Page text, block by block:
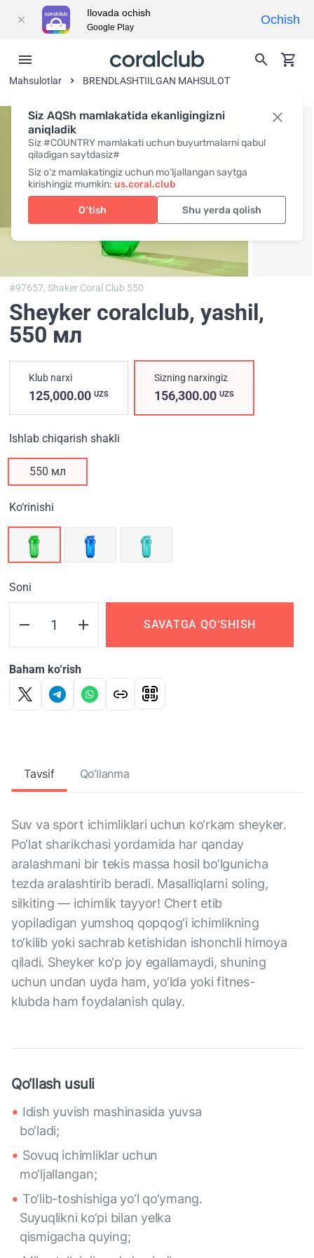
Siz AQSh mamlakatida ekanligingizni
aniqladik
Siz #COUNTRY mamlakati uchun buyurtmalarni qabul
qiladigan saytdasiz#
Siz o‘z mamlakatingiz uchun mo‘ljallangan saytga
kirishingiz mumkin: us.coral.club
O‘tish Shu yerda qolish
Mahsulotlar BRENDLASHTIILGAN MAHSULOT
#97657,Shaker Coral Club 550
Sheyker coralclub, yashil,
550 мл
Klub narxi
125,000.00 UZS
Sizning narxingiz
156,300.00UZS
Ishlab chiqarish shakli
550 мл
Ko‘rinishi
Soni
SAVATGA QO‘SHISH
Baham ko‘rish
Tavsif Qo‘llanma
Suv va sport ichimliklari uchun ko‘rkam sheyker.
Po‘lat sharikchasi yordamida har qanday
aralashmani bir tekis massa hosil bo‘lgunicha
tezda aralashtirib beradi. Masalliqlarni soling,
silkiting — ichimlik tayyor! Chert etib
yopiladigan yumshoq qopqog‘i ichimlikning
to‘kilib yoki sachrab ketishidan ishonchli himoya
qiladi. Sheyker ko‘p joy egallamaydi, shuning
uchun undan uyda ham, yo‘lda yoki fitnes-
klubda ham foydalanish qulay.
Qo‘llash usuli
Idish yuvish mashinasida yuvsa
bo‘ladi;
Sovuq ichimliklar uchun
mo‘ljallangan;
To‘lib-toshishiga yo‘l qo‘ymang.
Suyuqlikni ko‘pi bilan yelka
qismigacha quying;
Ilovada ochish
Google Play
Ochish